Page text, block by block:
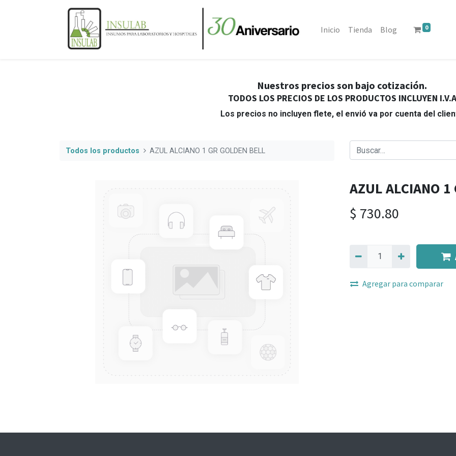
Inicio Tienda Blog 0
Nuestros precios son bajo cotización.
TODOS LOS PRECIOS DE LOS PRODUCTOS INCLUYEN I.V.A
Los precios no incluyen flete, el envió va por cuenta del
Todos los productos AZUL ALCIANO 1 GR GOLDEN BELL
AZUL ALCIANO 1
$ 730.80
Agregar para comparar